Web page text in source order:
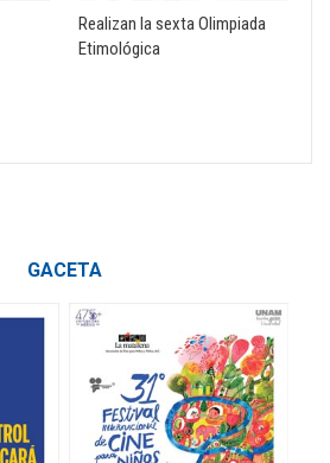
Realizan la sexta Olimpiada
Etimológica
GACETA